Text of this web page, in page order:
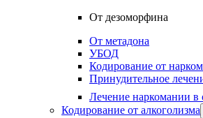
От дезоморфина
От метадона
УБОД
Кодирование от
Принудительное
Лечение наркомании в
Кодирование от алкоголизма